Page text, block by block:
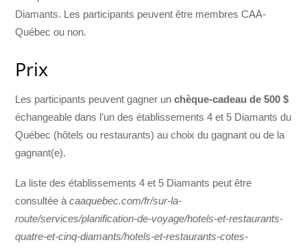
Diamants. Les participants peuvent être membres CAA-
Québec ou non.
Prix
Les participants peuvent gagner unchèque-cadeau de 500 $
échangeable dans l’un des établissements 4 et 5 Diamants du
Québec (hôtels ou restaurants) au choix du gagnant ou de la
gagnant(e).
La liste des établissements 4 et 5 Diamants peut être
consultée àcaaquebec.com/fr/sur-la-
route/services/planification-de-voyage/hotels-et-restaurants-
quatre-et-cinq-diamants/hotels-et-restaurants-cotes-